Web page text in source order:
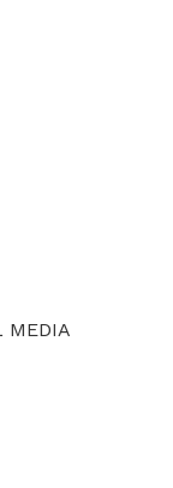
MEDIA